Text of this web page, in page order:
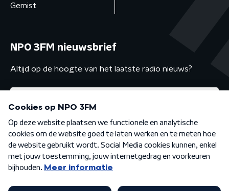
Gemist
NPO 3FM nieuwsbrief
Altijd op de hoogte van het laatste radio nieuws?
Algemene voorwaarden Privacybeleid